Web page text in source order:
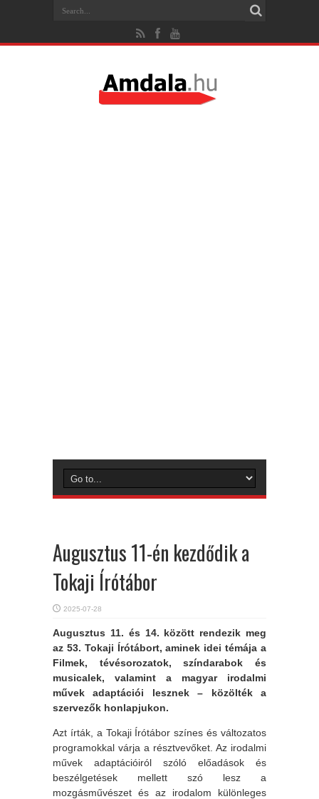
Augusztus 11-én kezdődik a
Tokaji Írótábor
2025-07-28
Augusztus 11. és 14. között rendezik meg
az 53. Tokaji Írótábort, aminek idei témája a
Filmek, tévésorozatok, színdarabok és
musicalek, valamint a magyar irodalmi
művek adaptációi lesznek – közölték a
szervezők honlapjukon.
Azt írták, a Tokaji Írótábor színes és változatos
programokkal várja a résztvevőket. Az irodalmi
művek adaptációiról szóló előadások és
beszélgetések mellett szó lesz a
mozgásművészet és az irodalom különleges